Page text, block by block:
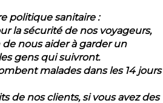
politique sanitaire :
la sécurité de nos voyageurs,
nous aider à garder un
gens qui suivront.
malades dans les 14 jours
de nos clients, si vous avez des